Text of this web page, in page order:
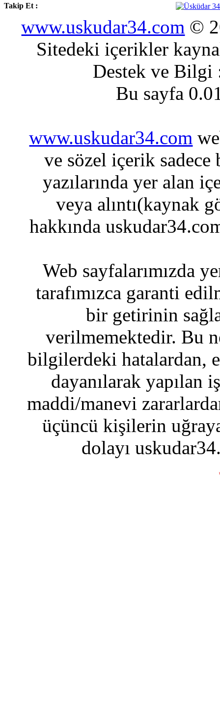
Takip Et :
www.uskudar34.com ©
Sitedeki içerikler
Destek ve
Bu sayfa
www.uskudar34.com
ve sözel içerik sadece
yazılarında yer alan
veya alıntı(kaynak
hakkında
Web sayfalarımızda
tarafımızca garanti
bir getirinin
verilmemektedir. Bu
bilgilerdeki hatalardan,
dayanılarak yapılan
maddi/manevi
üçüncü kişilerin
dolayı